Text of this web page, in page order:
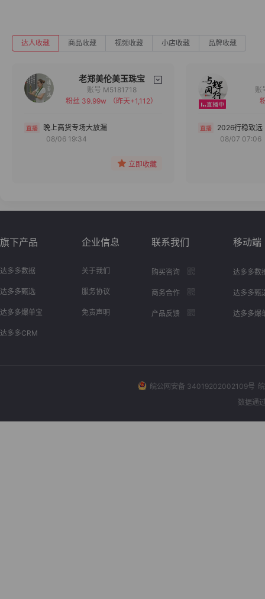
达人收藏 商品收藏 视频收藏 小店收藏 品牌收藏
老郑美伦美玉珠宝
备注
分组
账号 M5181718
粉丝 39.99w
（昨天+1,112）
晚上高货专场大放漏
08/06 19:34
立即收藏
2026行稳致远
08/07 07:06
旗下产品
达多多数据
达多多甄选
达多多爆单宝
达多多CRM
企业信息
关于我们
服务协议
免责声明
联系我们
购买咨询
商务合作
产品反馈
移动端
达多多数
达多多甄
达多多爆
皖公网安备 34019202002109号
数据通